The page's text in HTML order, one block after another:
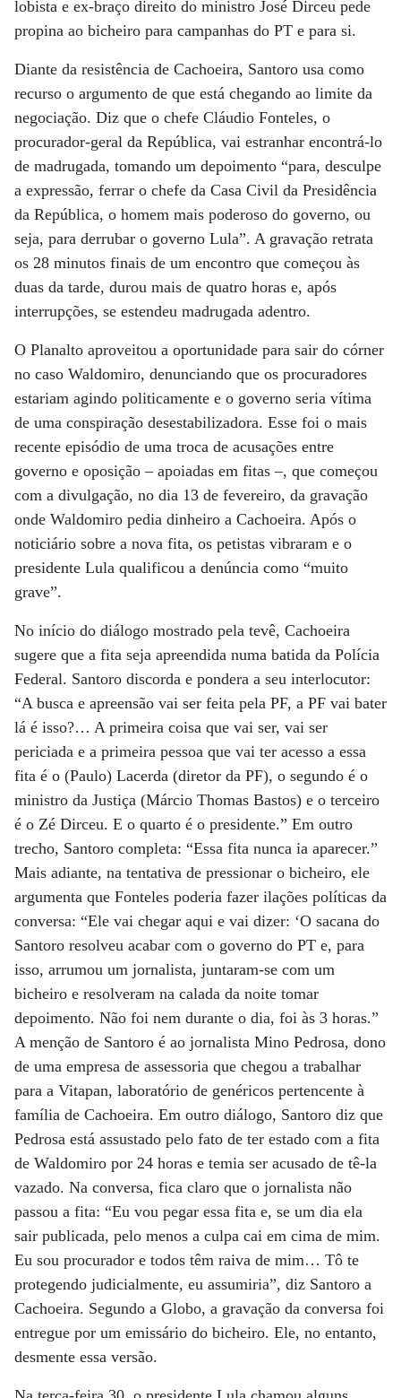
lobista e ex-braço direito do ministro José Dirceu pede
propina ao bicheiro para campanhas do PT e para si.
Diante da resistência de Cachoeira, Santoro usa como
recurso o argumento de que está chegando ao limite da
negociação. Diz que o chefe Cláudio Fonteles, o
procurador-geral da República, vai estranhar encontrá-lo
de madrugada, tomando um depoimento “para, desculpe
a expressão, ferrar o chefe da Casa Civil da Presidência
da República, o homem mais poderoso do governo, ou
seja, para derrubar o governo Lula”. A gravação retrata
os 28 minutos finais de um encontro que começou às
duas da tarde, durou mais de quatro horas e, após
interrupções, se estendeu madrugada adentro.
O Planalto aproveitou a oportunidade para sair do córner
no caso Waldomiro, denunciando que os procuradores
estariam agindo politicamente e o governo seria vítima
de uma conspiração desestabilizadora. Esse foi o mais
recente episódio de uma troca de acusações entre
governo e oposição – apoiadas em fitas –, que começou
com a divulgação, no dia 13 de fevereiro, da gravação
onde Waldomiro pedia dinheiro a Cachoeira. Após o
noticiário sobre a nova fita, os petistas vibraram e o
presidente Lula qualificou a denúncia como “muito
grave”.
No início do diálogo mostrado pela tevê, Cachoeira
sugere que a fita seja apreendida numa batida da Polícia
Federal. Santoro discorda e pondera a seu interlocutor:
“A busca e apreensão vai ser feita pela PF, a PF vai bater
lá é isso?… A primeira coisa que vai ser, vai ser
periciada e a primeira pessoa que vai ter acesso a essa
fita é o (Paulo) Lacerda (diretor da PF), o segundo é o
ministro da Justiça (Márcio Thomas Bastos) e o terceiro
é o Zé Dirceu. E o quarto é o presidente.” Em outro
trecho, Santoro completa: “Essa fita nunca ia aparecer.”
Mais adiante, na tentativa de pressionar o bicheiro, ele
argumenta que Fonteles poderia fazer ilações políticas da
conversa: “Ele vai chegar aqui e vai dizer: ‘O sacana do
Santoro resolveu acabar com o governo do PT e, para
isso, arrumou um jornalista, juntaram-se com um
bicheiro e resolveram na calada da noite tomar
depoimento. Não foi nem durante o dia, foi às 3 horas.”
A menção de Santoro é ao jornalista Mino Pedrosa, dono
de uma empresa de assessoria que chegou a trabalhar
para a Vitapan, laboratório de genéricos pertencente à
família de Cachoeira. Em outro diálogo, Santoro diz que
Pedrosa está assustado pelo fato de ter estado com a fita
de Waldomiro por 24 horas e temia ser acusado de tê-la
vazado. Na conversa, fica claro que o jornalista não
passou a fita: “Eu vou pegar essa fita e, se um dia ela
sair publicada, pelo menos a culpa cai em cima de mim.
Eu sou procurador e todos têm raiva de mim… Tô te
protegendo judicialmente, eu assumiria”, diz Santoro a
Cachoeira. Segundo a Globo, a gravação da conversa foi
entregue por um emissário do bicheiro. Ele, no entanto,
desmente essa versão.